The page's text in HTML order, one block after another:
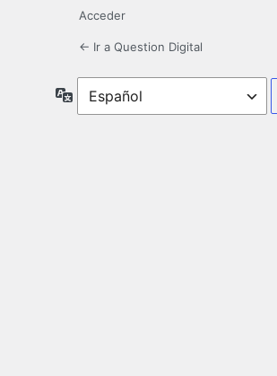
Acceder
← Ir a Question Digital
Idioma